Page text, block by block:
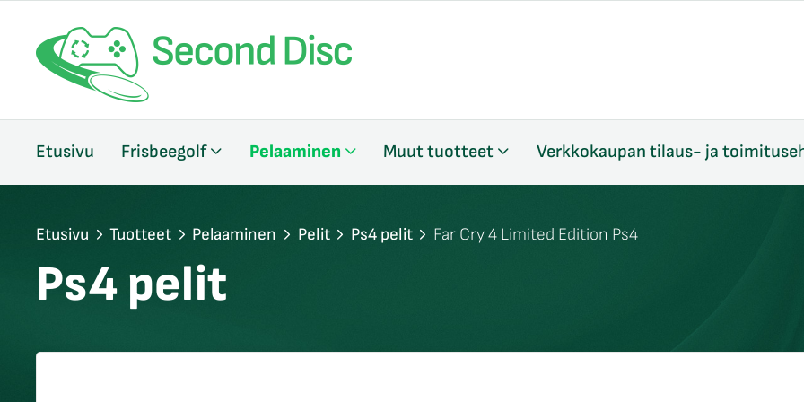
Etusivu Frisbeegolf Pelaaminen Muut tuotteet Verkkokaupan tilaus- ja
Etusivu Tuotteet Pelaaminen Pelit Ps4 pelit Far Cry 4 Limited Edition Ps4
Ps4 pelit
sulje
sulje
sulje